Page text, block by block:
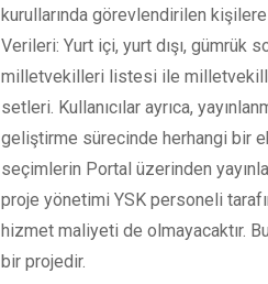
kurullarında görevlendirilen
Verileri: Yurt içi, yurt dışı, gümrük
milletvekilleri listesi ile
setleri. Kullanıcılar ayrıca,
geliştirme sürecinde herhangi bir
seçimlerin Portal üzerinden
proje yönetimi YSK personeli
hizmet maliyeti de olmayacaktır.
bir projedir.